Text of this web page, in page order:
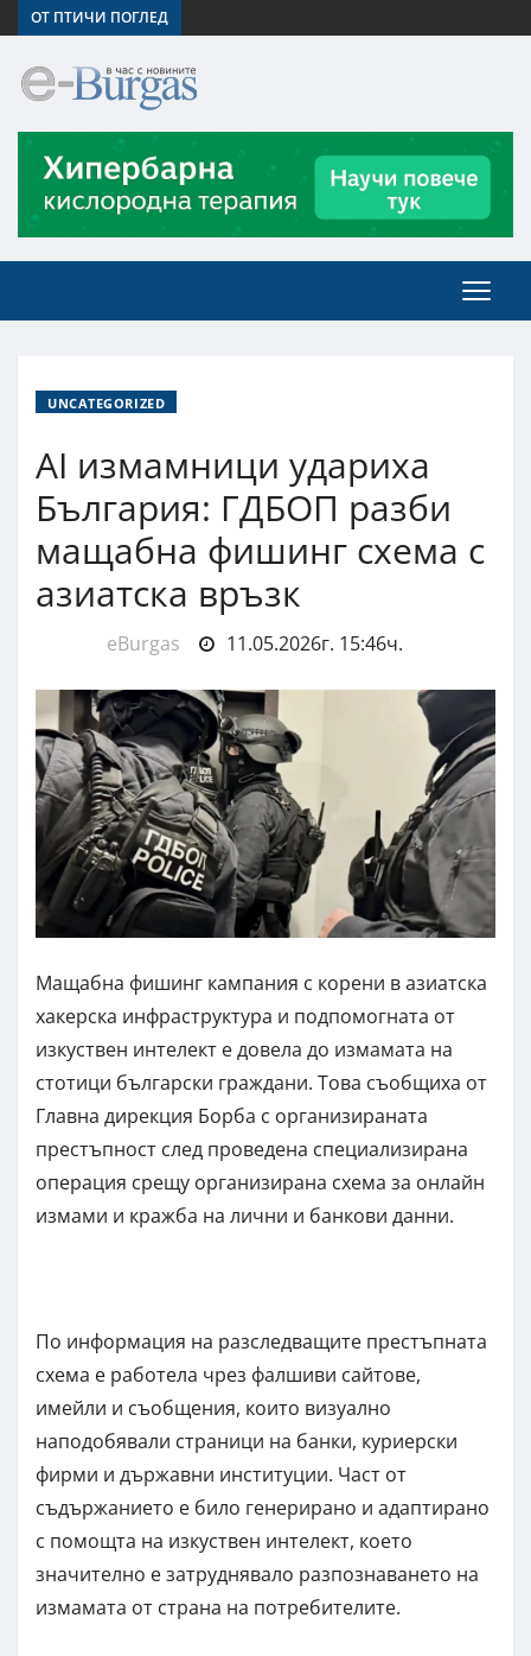
ОТ ПТИЧИ ПОГЛЕД
UNCATEGORIZED
AI измамници удариха
България: ГДБОП разби
мащабна фишинг схема с
азиатска връзк
eBurgas 11.05.2026г. 15:46ч.
Мащабна фишинг кампания с корени в азиатска
хакерска инфраструктура и подпомогната от
изкуствен интелект е довела до измамата на
стотици български граждани. Това съобщиха от
Главна дирекция Борба с организираната
престъпност след проведена специализирана
операция срещу организирана схема за онлайн
измами и кражба на лични и банкови данни.
По информация на разследващите престъпната
схема е работела чрез фалшиви сайтове,
имейли и съобщения, които визуално
наподобявали страници на банки, куриерски
фирми и държавни институции. Част от
съдържанието е било генерирано и адаптирано
с помощта на изкуствен интелект, което
значително е затруднявало разпознаването на
измамата от страна на потребителите.